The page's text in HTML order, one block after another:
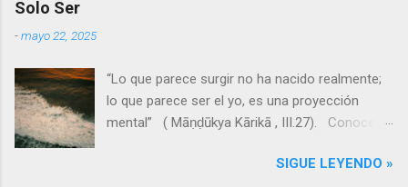
mente mirando a lo divino en la verdad del ser
entregado El olor de los bosques, de la piel, del
viento y del incienso, de los ríos
de eternidades... Y nuestros cuerpos se rozan,
Solo Ser
-mayo 22, 2025
“Lo que parece surgir no ha nacido realmente;
lo que parece ser el yo, es una proyección
mental” ( Māṇḍūkya Kārikā , III.27). Conocer
presenciar lo que Eres. Al mirar hacia dentro, el
SIGUE LEYENDO »